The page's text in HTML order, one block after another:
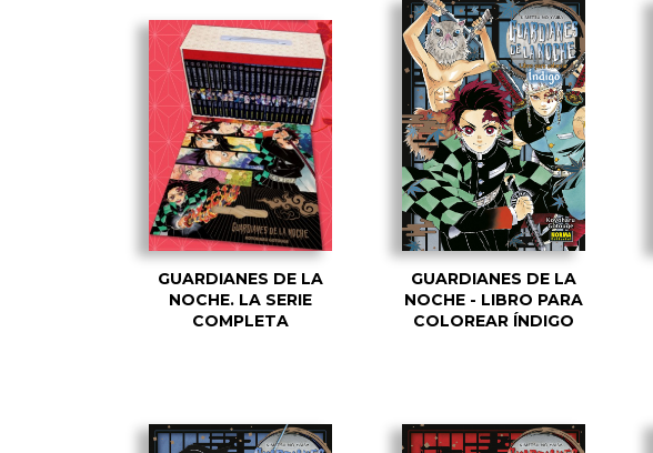
GUARDIANES DE LA
NOCHE. LA SERIE
COMPLETA
GUARDIANES DE LA
NOCHE - LIBRO PARA
COLOREAR ÍNDIGO